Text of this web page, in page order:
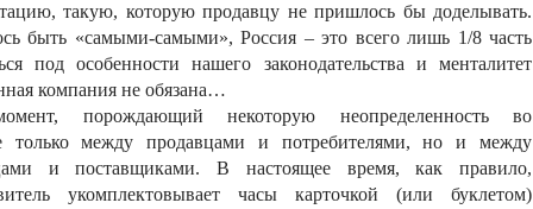
такую, которую продавцу не пришлось бы доделывать.
быть «самыми-самыми», Россия – это всего лишь 1/8 часть
под особенности нашего законодательства и менталитет
компания не обязана…
порождающий некоторую неопределенность во
только между продавцами и потребителями, но и между
и поставщиками. В настоящее время, как правило,
укомплектовывает часы карточкой (или буклетом)